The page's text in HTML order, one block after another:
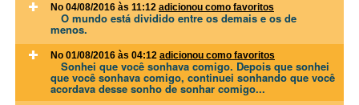
No 04/08/2016 às 11:12 adicionou como favoritos
O mundo está dividido entre os demais e os de
menos.
No 01/08/2016 às 04:12 adicionou como favoritos
Sonhei que você sonhava comigo. Depois que sonhei
que você sonhava comigo, continuei sonhando que você
acordava desse sonho de sonhar comigo...